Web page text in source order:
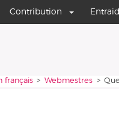
Contribution
français Webmestres